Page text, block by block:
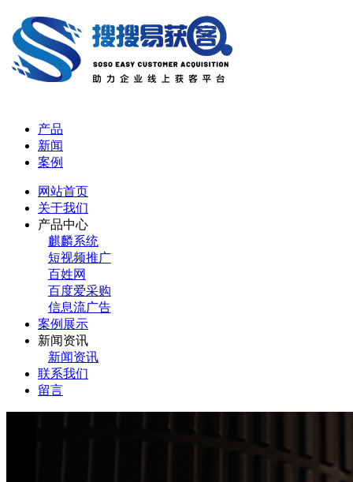
产品
新闻
案例
网站首页
关于我们
产品中心
麒麟系统
短视频推广
百姓网
百度爱采购
信息流广告
案例展示
新闻资讯
新闻资讯
联系我们
留言